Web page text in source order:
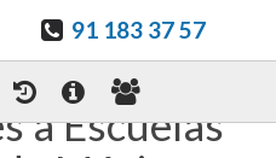
91 183 37 57
a Escuelas